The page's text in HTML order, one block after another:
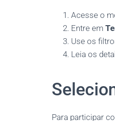
Acesse o
Entre em
Use os
Leia os
Para participar